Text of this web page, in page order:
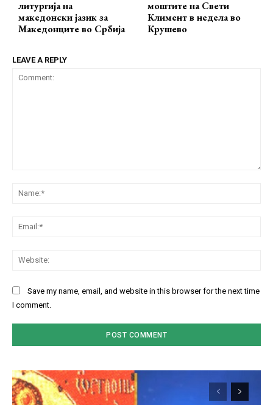
литургија на
македонски јазик за
Македонците во Србија
моштите на Свети
Климент в недела во
Крушево
LEAVE A REPLY
Save my name, email, and website in this browser for the next time
I comment.